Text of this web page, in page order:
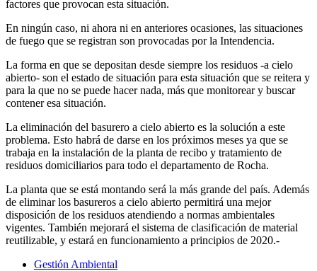
factores que provocan esta situación.
En ningún caso, ni ahora ni en anteriores ocasiones, las situaciones
de fuego que se registran son provocadas por la Intendencia.
La forma en que se depositan desde siempre los residuos -a cielo
abierto- son el estado de situación para esta situación que se reitera y
para la que no se puede hacer nada, más que monitorear y buscar
contener esa situación.
La eliminación del basurero a cielo abierto es la solución a este
problema. Esto habrá de darse en los próximos meses ya que se
trabaja en la instalación de la planta de recibo y tratamiento de
residuos domiciliarios para todo el departamento de Rocha.
La planta que se está montando será la más grande del país. Además
de eliminar los basureros a cielo abierto permitirá una mejor
disposición de los residuos atendiendo a normas ambientales
vigentes. También mejorará el sistema de clasificación de material
reutilizable, y estará en funcionamiento a principios de 2020.-
Gestión Ambiental